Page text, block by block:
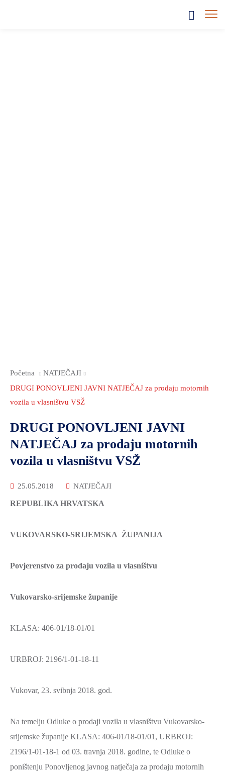
Početna
NATJEČAJI
DRUGI PONOVLJENI JAVNI NATJEČAJ za prodaju motornih
vozila u vlasništvu VSŽ
DRUGI PONOVLJENI JAVNI
NATJEČAJ za prodaju motornih
vozila u vlasništvu VSŽ
25.05.2018 NATJEČAJI
REPUBLIKA HRVATSKA
VUKOVARSKO-SRIJEMSKA ŽUPANIJA
Povjerenstvo za prodaju vozila u vlasništvu
Vukovarsko-srijemske županije
KLASA: 406-01/18-01/01
URBROJ: 2196/1-01-18-11
Vukovar, 23. svibnja 2018. god.
Na temelju Odluke o prodaji vozila u vlasništvu Vukovarsko-
srijemske županije KLASA: 406-01/18-01/01, URBROJ:
2196/1-01-18-1 od 03. travnja 2018. godine, te Odluke o
poništenju Ponovljenog javnog natječaja za prodaju motornih